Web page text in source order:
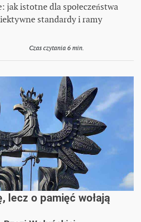
jak istotne dla społeczeństwa
standardy i ramy
Czas czytania 6 min.
lecz o pamięć wołają